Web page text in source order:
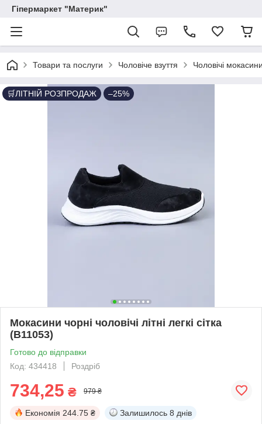
Гіпермаркет "Материк"
Товари та послуги Чоловіче взуття Чоловічі
🛒ЛІТНІЙ РОЗПРОДАЖ –25%
Мокасини чорні чоловічі літні легкі сітка
(B11053)
Готово до відправки
Код: 434418
Роздріб
734,25 ₴ 979 ₴
Економія 244.75 ₴ Залишилось 8 днів